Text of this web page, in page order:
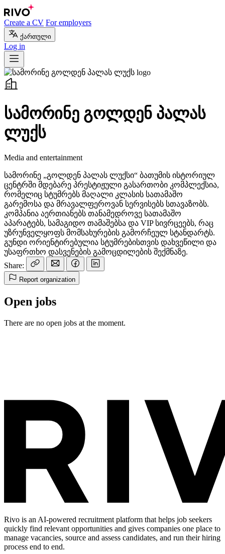
Create a CV For employers
ქართული
Log in
სამორინე გოლდენ პალას
ლუქს
Media and entertainment
სამორინე „გოლდენ პალას ლუქსი“ ბათუმის ისტორიულ
ცენტრში მდებარე პრესტიჟული გასართობი კომპლექსია,
რომელიც სტუმრებს მაღალი კლასის სათამაშო
გარემოსა და მრავალფეროვან სერვისებს სთავაზობს.
კომპანია აერთიანებს თანამედროვე სათამაშო
აპარატებს, სამაგიდო თამაშებსა და VIP სივრცეებს, რაც
უზრუნველყოფს მომსახურების გამორჩეულ სტანდარტს.
გუნდი ორიენტირებულია სტუმრებისთვის დახვეწილი და
უსაფრთხო დასვენების გამოცდილების შექმნაზე.
Share:
Report organization
Open jobs
There are no open jobs at the moment.
Rivo is an AI-powered recruitment platform that helps job seekers
quickly find relevant opportunities and gives companies one place to
manage vacancies, source and assess candidates, and run their hiring
process end to end.